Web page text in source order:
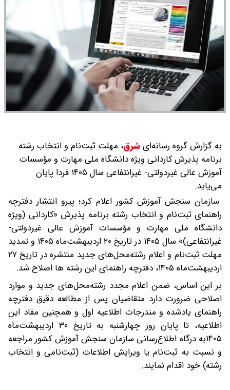
به گزارش گروه رسانه‌ایشرق، مهلت ثبت‌نام و انتخاب رشته
برنامه پذیرش کاردانی ویژه دانشگاه ملی مهارت و مؤسسات
آموزش عالی غیردولتی- غیرانتفاعی سال ۱۴۰۵ فردا پایان
می‌یابد.
سازمان سنجش آموزش کشور اعلام کرد؛ پیرو انتشار دفترچه
راهنمای ثبت‌نام و انتخاب رشته برنامه پذیرش «کاردانی (ویژه
دانشگاه ملی مهارت و مؤسسات آموزش عالی غیردولتی-
غیرانتفاعی)» سال ۱۴۰۵ در تاریخ ۲۰ اردیبهشت‌ماه ۱۴۰۵ و تمدید
مهلت ثبت‌نام و اعلام رشته‌محل‌های جدید منتشره در تاریخ ۲۷
اردیبهشت‌ماه ۱۴۰۵، دفترچه راهنمای این رشته ها اصلاح شد.
بر این اساس، ضمن اعلام مجدد رشته‌محل‌های جدید و موارد
اصلاحی ضرورت دارد متقاضیان پس از مطالعه دقیق دفترچه
راهنمای یادشده و مندرجات اطلاعیه اول و همچنین مفاد این
اطلاعیه، تا پایان روز چهارشنبه به تاریخ ۳۰ اردیبهشت‌ماه
۱۴۰۵به درگاه اطلاع‌رسانی سازمان سنجش آموزش کشور مراجعه
و نسبت به ثبت‌نام یا ویرایش اطلاعات (ثبت‌نامی و انتخاب
رشته) خود اقدام نمایند.